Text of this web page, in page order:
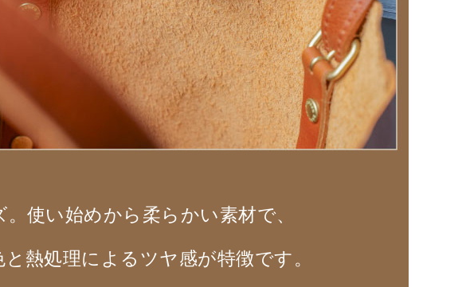
使い始めから柔らかい素材で、
熱処理によるツヤ感が特徴です。